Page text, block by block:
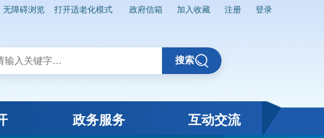
无障碍浏览 打开适老化模式 政府信箱 加入收藏 注册 登录
搜索
政务服务 互动交流